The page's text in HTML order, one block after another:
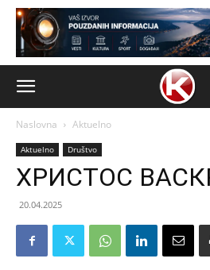
Naslovna Aktuelno
Aktuelno Društvo
ХРИСТОС
20.04.2025